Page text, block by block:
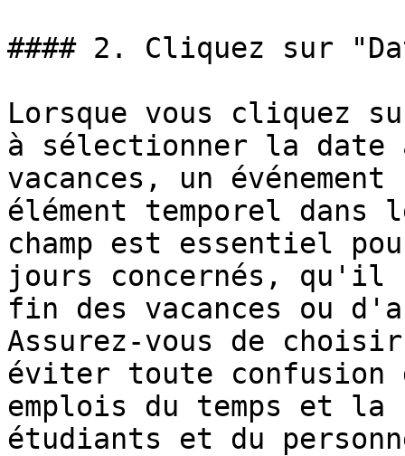
#### 2. Cliquez sur
Lorsque vous cliquez
à sélectionner la date
vacances, un
élément temporel
champ est essentiel
jours concernés, qu'il
fin des vacances ou
Assurez-vous de
éviter toute confusion
emplois du temps et la
étudiants et du